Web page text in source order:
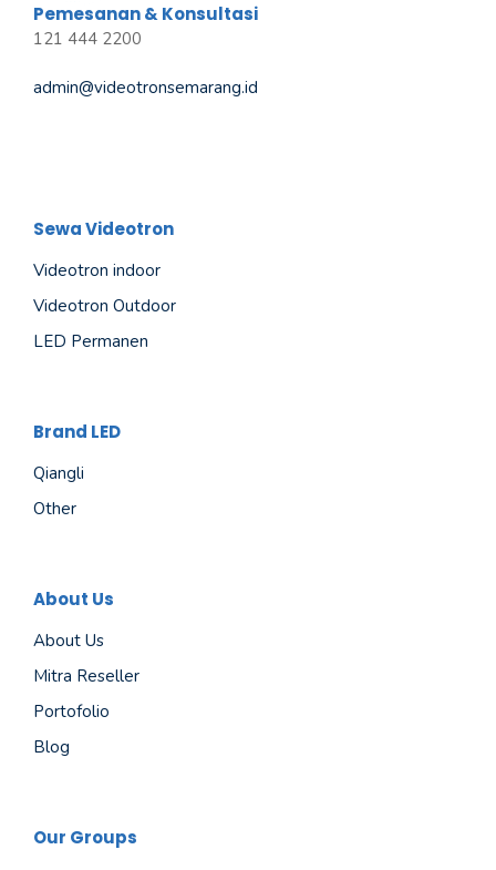
Pemesanan & Konsultasi
121 444 2200
admin@videotronsemarang.id
Sewa Videotron
Videotron indoor
Videotron Outdoor
LED Permanen
Brand LED
Qiangli
Other
About Us
About Us
Mitra Reseller
Portofolio
Blog
Our Groups